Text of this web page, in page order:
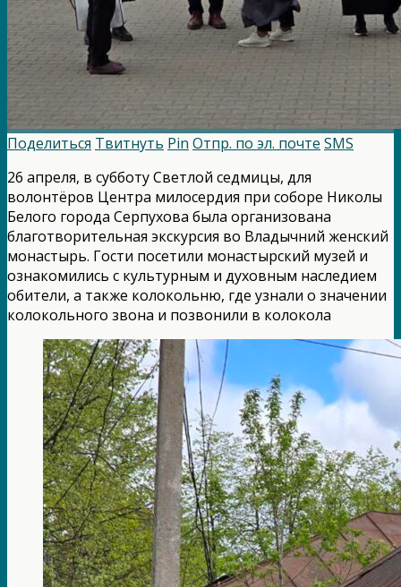
Поделиться Твитнуть Pin Отпр. по эл. почте SMS
26 апреля, в субботу Светлой седмицы, для
волонтёров Центра милосердия при соборе Николы
Белого города Серпухова была организована
благотворительная экскурсия во Владычний женский
монастырь. Гости посетили монастырский музей и
ознакомились с культурным и духовным наследием
обители, а также колокольню, где узнали о значении
колокольного звона и позвонили в колокола